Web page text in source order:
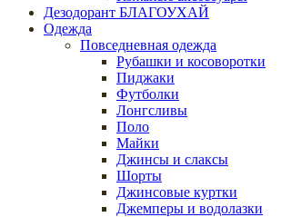
Дезодорант БЛАГОУХАЙ
Одежда
Повседневная одежда
Рубашки и косоворотки
Пиджаки
Футболки
Лонгсливы
Поло
Майки
Джинсы и слаксы
Шорты
Джинсовые куртки
Джемперы и водолазки